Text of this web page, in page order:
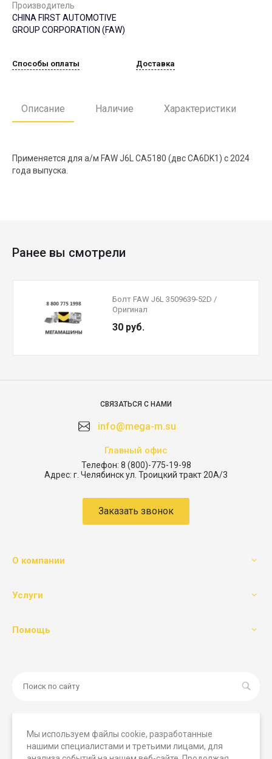
Мы используем файлы cookie, разработанные
нашими специалистами и третьими лицами, для
Производитель
CHINA FIRST AUTOMOTIVE
GROUP CORPORATION (FAW)
Способы оплаты Доставка
Описание Наличие Характеристики
Применяется для а/м FAW J6L CA5180 (двс CA6DK1) с 2024
года выпуска.
Ранее вы смотрели
Болт FAW J6L 3509639-52D /
Оригинал
30 руб.
СВЯЗАТЬСЯ С НАМИ
info@mega-m.su
Главный офис
Телефон: 8 (800)-775-19-98
Адрес: г. Челябинск ул. Троицкий тракт 20А/3
Заказать звонок
О компании
Услуги
Помощь
© 2026 Мегамашины, Все права защищены. Вся